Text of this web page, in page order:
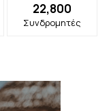
22,800
Συνδρομητές